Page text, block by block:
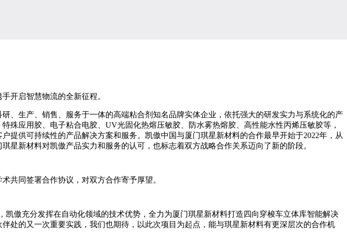
开启智慧物流的全新征程。
生产、销售、服务于一体的高端粘合剂知名品牌实体企业，依托强大的研发实力与系统化的产
应用胶、电子粘合电胶、UV光固化热熔压敏胶、防水雾热熔胶、高性能水性丙烯压敏胶等，
提供可持续性的产品解决方案和服务。凯傲中国与厦门琪星新材料的合作最早开始于2022年，从
新材料对凯傲产品实力和服务的认可，也标志着双方战略合作关系迈向了新的阶段。
同签署合作协议，对双方合作寄予厚望。
充分发挥在自动化领域的技术优势，全力为厦门琪星新材料打造四向穿梭车立体库智能解决
处的又一次重要实践，我们也期待，以此次项目为起点，能与琪星新材料有更深层次的合作机